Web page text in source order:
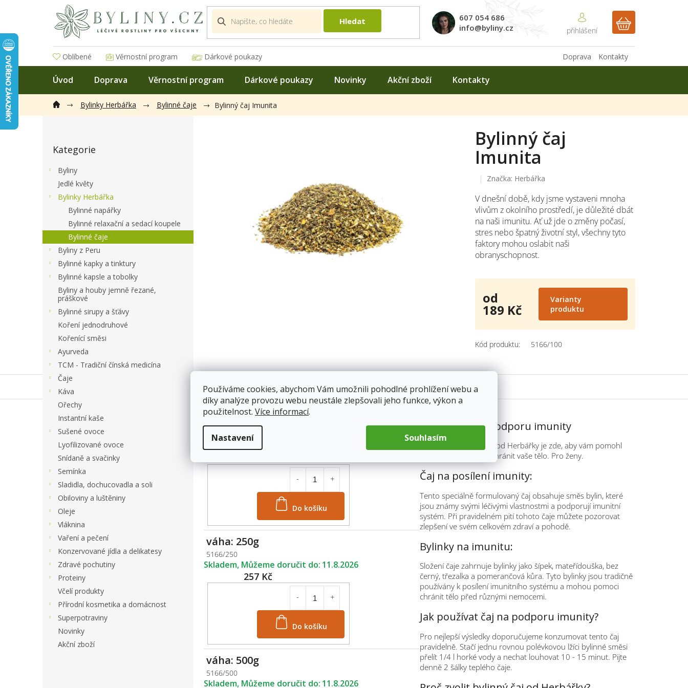
Používáme cookies, abychom Vám umožnili pohodlné prohlížení webu a
díky analýze provozu webu neustále zlepšovali jeho funkce, výkon a
použitelnost. Více informací.
Nastavení Souhlasím
Hledat
607 054 686
info@byliny.cz
NÁKUPNÍ
Oblíbené Věrnostní program Dárkové poukazy Kontakty
Doprava
Úvod Doprava Věrnostní program Dárkové poukazy Novinky Akční zboží Kontakty
Bylinky Herbářka Bylinné čaje Bylinný čaj Imunita
a
n
kategorie
Kategorie
Byliny
Jedlé květy
Bylinky Herbářka
Bylinné napářky
Bylinné relaxační a sedací koupele
Bylinné čaje
Byliny z Peru
Bylinné kapky a tinktury
Bylinné kapsle a tobolky
Byliny a houby jemně řezané,
práškové
Bylinné sirupy a šťávy
Koření jednodruhové
Kořenící směsi
Ayurveda
TCM - Tradiční čínská medicína
Čaje
Káva
Ořechy
Instantní kaše
Sušené ovoce
Lyofilizované ovoce
Snídaně a svačinky
Semínka
Sladidla, dochucovadla a soli
Obiloviny a luštěniny
Oleje
Vláknina
Vaření a pečení
Konzervované jídla a delikatesy
Zdravé pochutiny
Proteiny
Včelí produkty
Přírodní kosmetika a domácnost
Superpotraviny
Novinky
Akční zboží
Kód produktu: 5166/100
V dnešní době, kdy jsme vystaveni mnoha
vlivům z okolního prostředí, je důležité dbát
na naši imunitu. Ať už jde o změny počasí,
stres nebo špatný životní styl, všechny tyto
faktory mohou oslabit naši
obranyschopnost.
Bylinný čaj
Imunita
Značka: Herbářka
od
189 Kč
cena:
Varianty
produktu
Popis
váha: 100g
5166/100
Do košíku
Skladem
váha: 250g
5166/250
257 Kč
Do košíku
Skladem 11.8.2026
váha: 500g
5166/500
Skladem 11.8.2026
Bylinný čaj na podporu imunity
Bylinný čaj na imunitu od Herbářky je zde, aby vám pomohl
posílit vaši imunitu a chránit vaše tělo. Pro ženy.
Čaj na posílení imunity:
Tento speciálně formulovaný čaj obsahuje směs bylin, které
jsou známy svými léčivými vlastnostmi a podporují imunitní
systém. Při pravidelném pití tohoto čaje můžete pozorovat
zlepšení ve svém celkovém zdraví a pohodě.
Bylinky na imunitu:
Složení čaje zahrnuje bylinky jako šípek, mateřídouška, bez
černý, třezalka a pomerančová kůra. Tyto bylinky jsou tradičně
používány k posílení imunitního systému a mohou pomoci
chránit tělo před různými nemocemi.
Jak používat čaj na podporu imunity?
Pro nejlepší výsledky doporučujeme konzumovat tento čaj
pravidelně. Stačí jednu rovnou polévkovou lžíci bylinné směsi
přelít 1/4 l horké vody a nechat louhovat 10 - 15 minut. Pijte
denně 2 šálky teplého čaje.